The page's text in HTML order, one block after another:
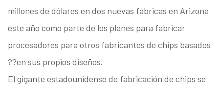
millones de dólares en dos nuevas fábricas en Arizona
este año como parte de los planes para fabricar
procesadores para otros fabricantes de chips basados
??en sus propios diseños.
El gigante estadounidense de fabricación de chips se